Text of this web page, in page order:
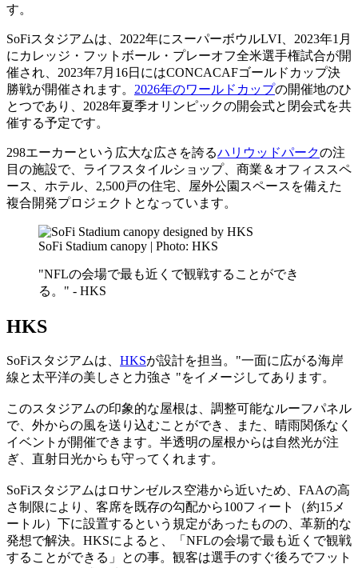
す。
SoFiスタジアムは、2022年にスーパーボウルLVI、2023年1月
にカレッジ・フットボール・プレーオフ全米選手権試合が開
催され、2023年7月16日にはCONCACAFゴールドカップ決
勝戦が開催されます。 2026年のワールドカップの開催地のひ
とつであり、2028年夏季オリンピックの開会式と閉会式を共
催する予定です。
298エーカーという広大な広さを誇るハリウッドパークの注
目の施設で、ライフスタイルショップ、商業＆オフィススペ
ース、ホテル、2,500戸の住宅、屋外公園スペースを備えた
複合開発プロジェクトとなっています。
SoFi Stadium canopy | Photo: HKS
"NFLの会場で最も近くで観戦することができ
る。" - HKS
HKS
SoFiスタジアムは、 HKSが設計を担当。"一面に広がる海岸
線と太平洋の美しさと力強さ "をイメージしてあります。
このスタジアムの印象的な屋根は、調整可能なルーフパネル
で、外からの風を送り込むことができ、また、晴雨関係なく
イベントが開催できます。半透明の屋根からは自然光が注
ぎ、直射日光からも守ってくれます。
SoFiスタジアムはロサンゼルス空港から近いため、FAAの高
さ制限により、客席を既存の勾配から100フィート（約15メ
ートル）下に設置するという規定があったものの、革新的な
発想で解決。HKSによると、「NFLの会場で最も近くで観戦
することができる」との事。観客は選手のすぐ後ろでフット